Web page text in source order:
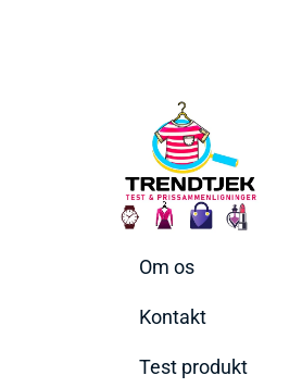
Om os
Kontakt
Test produkt
2025